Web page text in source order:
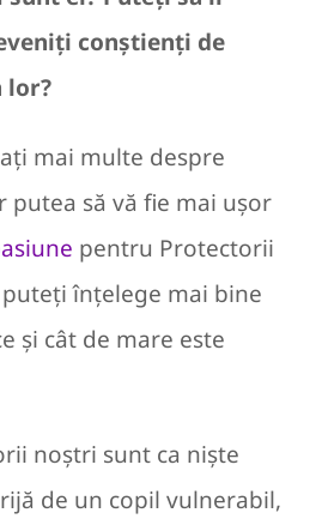
conștienți de
lor?
mai multe despre
putea să vă fie mai ușor
pentru Protectorii
înțelege mai bine
și cât de mare este
noștri sunt ca niște
de un copil vulnerabil,